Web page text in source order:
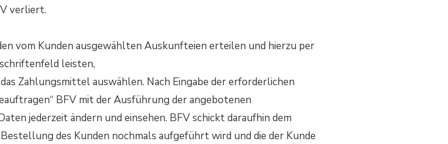
verliert.
vom Kunden ausgewählten Auskunfteien erteilen und hierzu per
leisten,
Zahlungsmittel auswählen. Nach Eingabe der erforderlichen
BFV mit der Ausführung der angebotenen
jederzeit ändern und einsehen. BFV schickt daraufhin dem
des Kunden nochmals aufgeführt wird und die der Kunde